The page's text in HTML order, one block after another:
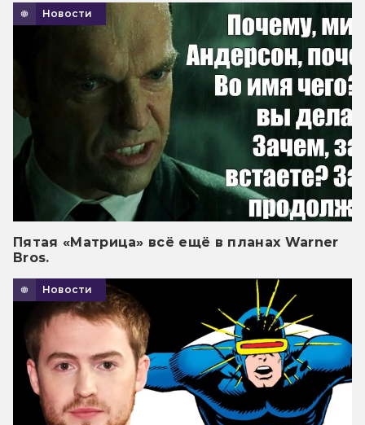
Новости
Пятая «Матрица» всё ещё в планах Warner
Bros.
Новости